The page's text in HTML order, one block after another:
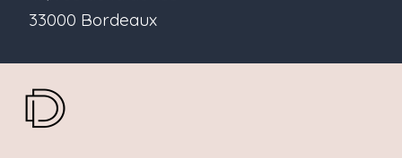
33000 Bordeaux